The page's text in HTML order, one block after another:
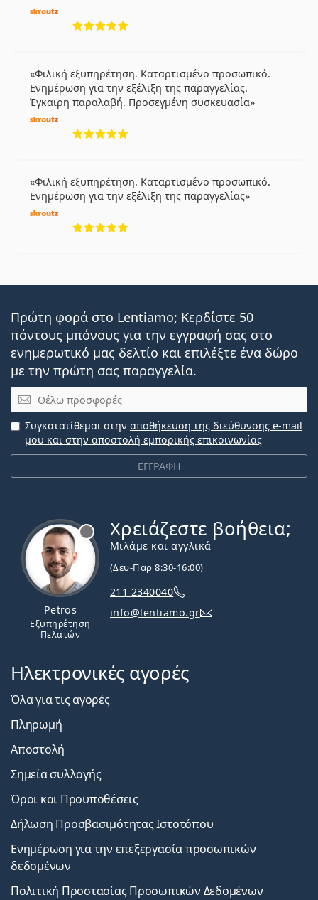
Φιλική εξυπηρέτηση. Καταρτισμένο προσωπικό.
Ενημέρωση για την εξέλιξη της παραγγελίας.
Έγκαιρη παραλαβή. Προσεγμένη συσκευασία
Φιλική εξυπηρέτηση. Καταρτισμένο προσωπικό.
Ενημέρωση για την εξέλιξη της παραγγελίας
Πρώτη φορά στο Lentiamo; Κερδίστε 50
πόντους μπόνους για την εγγραφή σας στο
ενημερωτικό μας δελτίο και επιλέξτε ένα δώρο
με την πρώτη σας παραγγελία.
Email
ΕΓΓΡΑΦΗ
Συγκατατίθεμαι στην αποθήκευση της διεύθυνσης e-mail
μου και στην αποστολή εμπορικής επικοινωνίας
Petros
Εξυπηρέτηση
Πελατών
Χρειάζεστε βοήθεια;
Μιλάμε και αγγλικά
(Δευ-Παρ 8:30-16:00)
211 2340040
info@lentiamo.gr
Ηλεκτρονικές αγορές
Όλα για τις αγορές
Πληρωμή
Αποστολή
Σημεία συλλογής
Όροι και Προϋποθέσεις
Δήλωση Προσβασιμότητας Ιστοτόπου
Ενημέρωση για την επεξεργασία προσωπικών
δεδομένων
Πολιτική Προστασίας Προσωπικών Δεδομένων